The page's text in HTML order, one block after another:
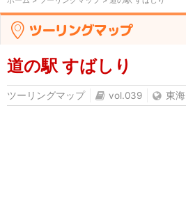
ツーリングマップ
道の駅 すばしり
ツーリングマップ vol.039 東海